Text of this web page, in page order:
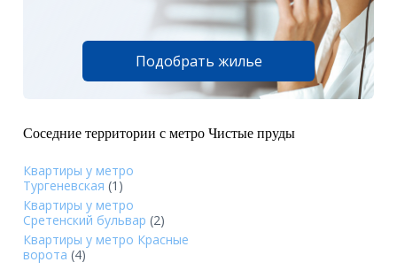
Подобрать жилье
Соседние территории с метро Чистые пруды
Квартиры у метро
Тургеневская (1)
Квартиры у метро
Сретенский бульвар (2)
Квартиры у метро Красные
ворота (4)